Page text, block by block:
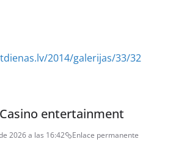
2014/galerijas/33/32
entertainment
2026 a las 16:42 Enlace permanente